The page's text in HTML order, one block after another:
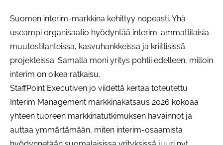
Suomen interim-markkina kehittyy nopeasti. Yhä
useampi organisaatio hyödyntää interim-ammattilaisia
muutostilanteissa, kasvuhankkeissa ja kriittisissä
projekteissa. Samalla moni yritys pohtii edelleen, milloin
interim on oikea ratkaisu.
StaffPoint Executiven jo viidettä kertaa toteutettu
Interim Management markkinakatsaus 2026 kokoaa
yhteen tuoreen markkinatutkimuksen havainnot ja
auttaa ymmärtämään, miten interim-osaamista